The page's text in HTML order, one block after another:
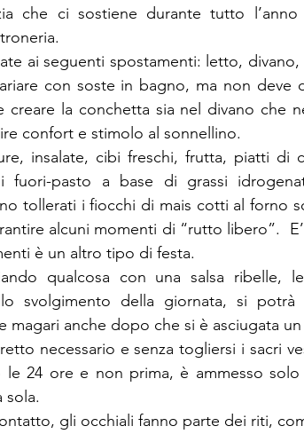
che ci sostiene durante tutto l’anno
ai seguenti spostamenti: letto,
con soste in bagno, ma non deve
creare la conchetta sia nel divano che
confort e stimolo al sonnellino.
insalate, cibi freschi, frutta, piatti di
fuori-pasto a base di grassi
tollerati i fiocchi di mais cotti al forno
alcuni momenti di “rutto libero”.
è un altro tipo di festa.
qualcosa con una salsa ribelle,
svolgimento della giornata, si potrà
magari anche dopo che si è asciugata un
necessario e senza togliersi i sacri
24 ore e non prima, è ammesso
sola.
gli occhiali fanno parte dei riti,